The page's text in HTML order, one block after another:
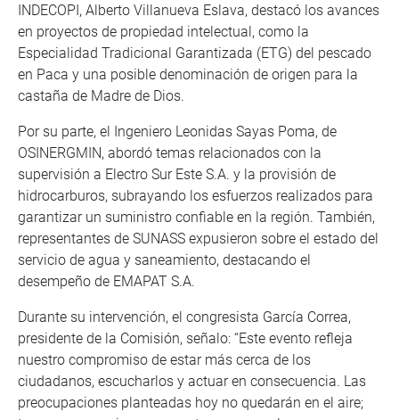
INDECOPI, Alberto Villanueva Eslava, destacó los avances
en proyectos de propiedad intelectual, como la
Especialidad Tradicional Garantizada (ETG) del pescado
en Paca y una posible denominación de origen para la
castaña de Madre de Dios.
Por su parte, el Ingeniero Leonidas Sayas Poma, de
OSINERGMIN, abordó temas relacionados con la
supervisión a Electro Sur Este S.A. y la provisión de
hidrocarburos, subrayando los esfuerzos realizados para
garantizar un suministro confiable en la región. También,
representantes de SUNASS expusieron sobre el estado del
servicio de agua y saneamiento, destacando el
desempeño de EMAPAT S.A.
Durante su intervención, el congresista García Correa,
presidente de la Comisión, señalo: “Este evento refleja
nuestro compromiso de estar más cerca de los
ciudadanos, escucharlos y actuar en consecuencia. Las
preocupaciones planteadas hoy no quedarán en el aire;